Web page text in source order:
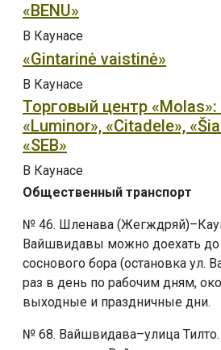
«BENU»
В Каунасе
«Gintarinė vaistinė»
В Каунасе
Торговый центр «Molas»:
«Luminor», «Citadele»,
«SEB»
В Каунасе
Общественный транспорт
№ 46. Шленава
Вайшвидавы можно доехать до
соснового бора (остановка ул.
раз в день по рабочим дням,
выходные и праздничные дни.
№ 68. Вайшвидава–улица